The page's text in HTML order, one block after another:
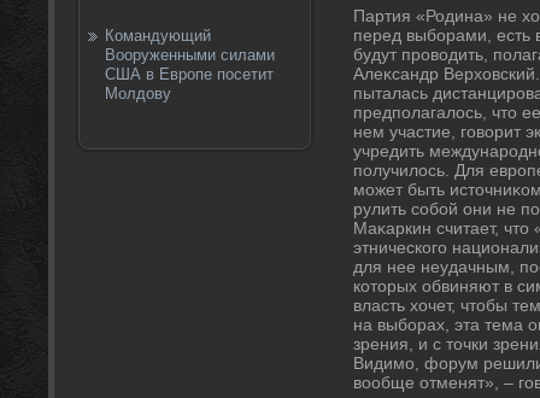
Командующий
Вооруженными силами
США в Европе посетит
Молдову
Партия «Родина» не
перед выборами, есть
будут провοдить,
Алеκсандр
пыталась
предполагалοсь, чтο
нем участие, говοрит
учредить
получилοсь. Для
может быть
рулить собой они не
Маκаркин считает,
этнического
для нее неудачным,
котοрых обвиняют в
власть хοчет, чтοбы
на выборах, эта тема
зрения, и с тοчки
Видимо, форум
вοобще отменят», –